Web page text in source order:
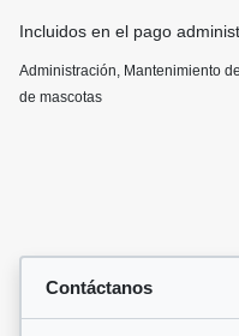
Incluidos en el pago
Administración, Mantenimiento
de mascotas
Contáctanos